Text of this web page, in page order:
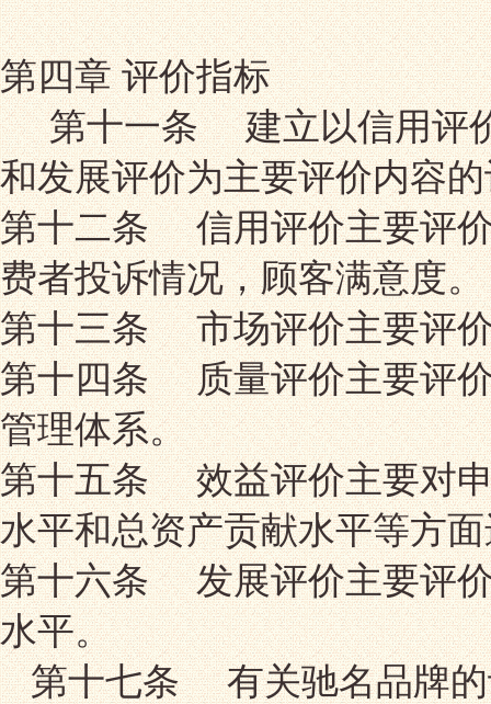
第四章 评价指标
第十一条 建立以信用评价
和发展评价为主要评价内容
第十二条 信用评价主要评
费者投诉情况，顾客满意度。
第十三条 市场评价主要评
第十四条 质量评价主要评
管理体系。
第十五条 效益评价主要对
水平和总资产贡献水平等方
第十六条 发展评价主要评
水平。
第十七条 有关驰名品牌的